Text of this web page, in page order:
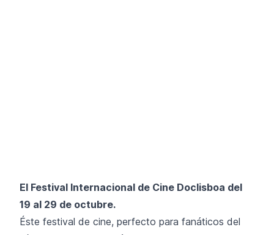
El Festival Internacional de Cine Doclisboa del
19 al 29 de octubre.
Éste festival de cine, perfecto para fanáticos del